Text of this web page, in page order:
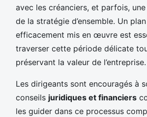
avec les créanciers, et parfois,
de la stratégie d’ensemble. Un
efficacement mis en œuvre est
traverser cette période délicate
préservant la valeur de l’entreprise.
Les dirigeants sont encouragés à
conseils juridiques et financiers
les guider dans ce processus